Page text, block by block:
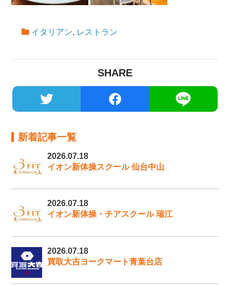
イタリアン, レストラン
SHARE
新着記事一覧
2026.07.18
イオン新体操スクール 仙台中山
2026.07.18
イオン新体操・チアスクール 瑞江
2026.07.18
買取大吉ヨークマート青葉台店